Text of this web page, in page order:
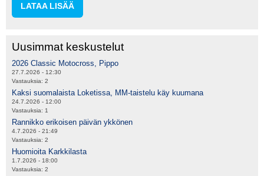
LATAA LISÄÄ
Uusimmat keskustelut
2026 Classic Motocross, Pippo
27.7.2026 - 12:30
Vastauksia: 2
Kaksi suomalaista Loketissa, MM-taistelu käy kuumana
24.7.2026 - 12:00
Vastauksia: 1
Rannikko erikoisen päivän ykkönen
4.7.2026 - 21:49
Vastauksia: 2
Huomioita Karkkilasta
1.7.2026 - 18:00
Vastauksia: 2